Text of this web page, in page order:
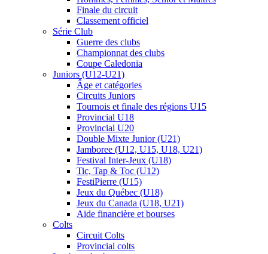
Finale du circuit
Classement officiel
Série Club
Guerre des clubs
Championnat des clubs
Coupe Caledonia
Juniors (U12-U21)
Âge et catégories
Circuits Juniors
Tournois et finale des régions U15
Provincial U18
Provincial U20
Double Mixte Junior (U21)
Jamboree (U12, U15, U18, U21)
Festival Inter-Jeux (U18)
Tic, Tap & Toc (U12)
FestiPierre (U15)
Jeux du Québec (U18)
Jeux du Canada (U18, U21)
Aide financière et bourses
Colts
Circuit Colts
Provincial colts